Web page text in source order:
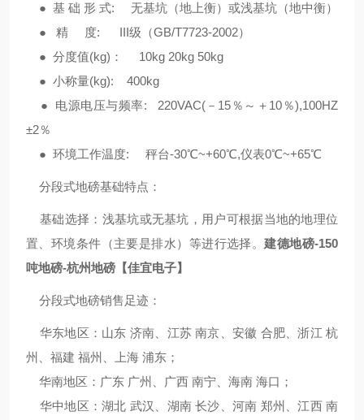
● 基 础 形 式: 无基坑（地上衡）或浅基坑（地中衡）
● 精 度: III级（GB/T7723-2002）
● 分度值(kg)： 10kg 20kg 50kg
● 小称量(kg): 400kg
● 电源电压与频率: 220VAC(－15％～＋10％),100HZ
±2％
● 环境工作温度: 秤台-30℃~+60℃,仪表0℃~+65℃
分段式地磅基础特点：
基础选择：浅基坑或无基坑，用户可根据当地的地理位
置、环境条件（主要是排水）等进行选择。建德地磅-150
吨地磅-杭州地磅【佳宜电子】
分段式地磅销售足迹：
华东地区：山东 济南、江苏 南京、安徽 合肥、浙江 杭
州、福建 福州、上海 浦东；
华南地区：广东 广州、广西 南宁、海南 海口；
华中地区：湖北 武汉、湖南 长沙、河南 郑州、江西 南